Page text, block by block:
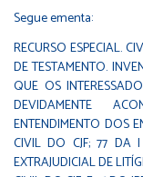
Segue ementa:
RECURSO ESPECIAL.
DE TESTAMENTO.
QUE OS
DEVIDAMENTE
ENTENDIMENTO DOS
CIVIL DO CJF; 77 DA I
EXTRAJUDICIAL DE